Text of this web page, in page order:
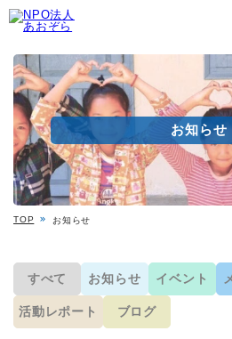
お知らせ
TOP お知らせ
すべて お知らせ イベント
活動レポート ブログ